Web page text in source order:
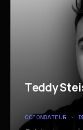
TeddyStei
COFONDATEUR ·